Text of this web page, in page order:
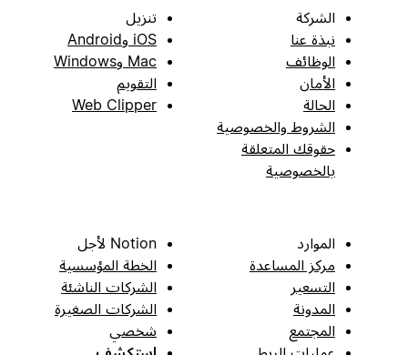
الشركة
نبذة عنا
الوظائف
الأمان
الحالة
الشروط والخصوصية
حقوقك المتعلقة
بالخصوصية
تنزيل
iOS وAndroid
Mac وWindows
التقويم
Web Clipper
الموارد
مركز المساعدة
التسعير
المدونة
المجتمع
Notion لأجل
الخطة المؤسسية
الشركات الناشئة
الشركات الصغيرة
شخصي